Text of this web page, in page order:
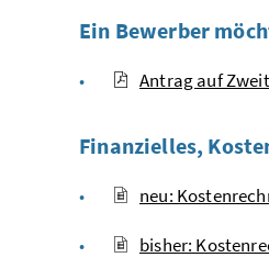
Ein Bewerber
Antrag auf
Finanzielles,
neu:
bisher: